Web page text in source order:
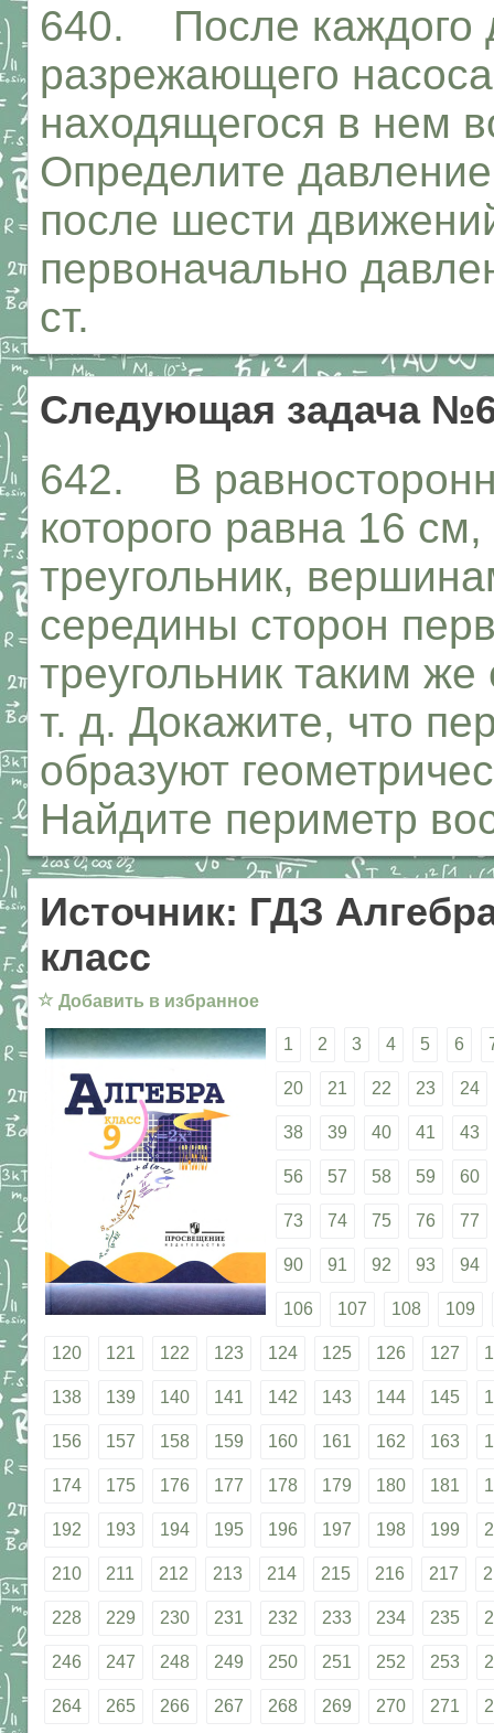
640. После каждого
разрежающего
находящегося в нем
Определите
после шести
первоначально
ст.
Следующая задача
642. В
которого равна 16
треугольник,
середины сторон
треугольник таким
т. д. Докажите, что
образуют
Найдите периметр
Источник: ГДЗ
класс
☆ Добавить в избранное
1 2 3 4 5 6
20 21 22 23 24
38 39 40 41 43
56 57 58 59 60
73 74 75 76 77
90 91 92 93 94
106 107 108 109
120 121 122 123 124 125 126 127
138 139 140 141 142 143 144 145
156 157 158 159 160 161 162 163
174 175 176 177 178 179 180 181
192 193 194 195 196 197 198 199
210 211 212 213 214 215 216 217
228 229 230 231 232 233 234 235
246 247 248 249 250 251 252 253
264 265 266 267 268 269 270 271